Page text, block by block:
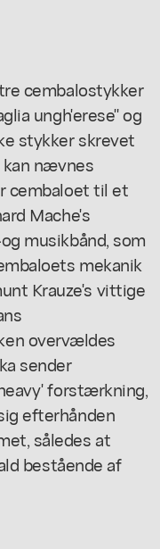
cembalostykker
ungh'erese" og
stykker skrevet
nævnes
cembaloet til et
Mache's
musikbånd, som
mekanik
Krauze's vittige
overvældes
sender
forstærkning,
efterhånden
således at
bestående af